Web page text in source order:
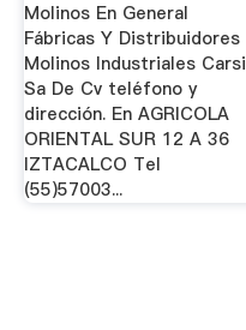
Molinos En General
Fábricas Y Distribuidores
Molinos Industriales Carsi
Sa De Cv teléfono y
dirección. En AGRICOLA
ORIENTAL SUR 12 A 36
IZTACALCO Tel
(55)57003...